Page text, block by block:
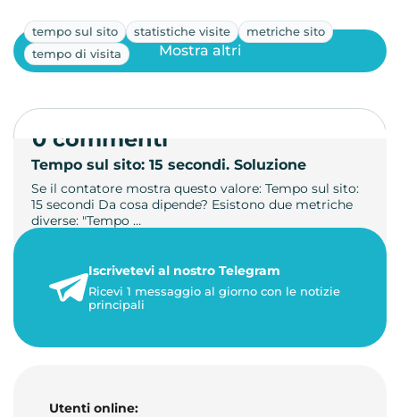
tempo sul sito statistiche visite
metriche sito
tempo di visita
Tempo sul sito: 15 secondi. Soluzione
Se il contatore mostra questo valore: Tempo sul sito:
15 secondi Da cosa dipende? Esistono due metriche
diverse: "Tempo …
3 minuti di lettura
Mostra altri
0 commenti
Iscrivetevi al nostro Telegram
Ricevi 1 messaggio al giorno con le notizie
principali
Utenti online: